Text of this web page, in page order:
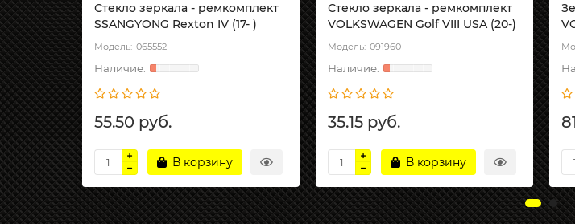
Стекло зеркала - ремкомплект
SSANGYONG Rexton IV (17- )
065552
55.50 руб.
В корзину
Стекло зеркала - ремкомплект
VOLKSWAGEN Golf VIII USA (20-)
091960
35.15 руб.
В корзину